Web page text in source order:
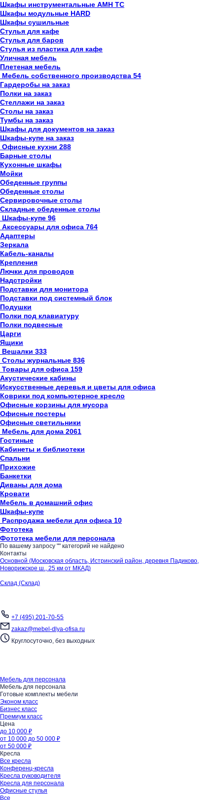
Шкафы инструментальные АМН ТС
Шкафы модульные HARD
Шкафы сушильные
Стулья для кафе
Стулья для баров
Стулья из пластика для кафе
Уличная мебель
Плетеная мебель
Мебель собственного производства 54
Гардеробы на заказ
Полки на заказ
Стеллажи на заказ
Столы на заказ
Тумбы на заказ
Шкафы для документов на заказ
Шкафы-купе на заказ
Офисные кухни 288
Барные столы
Кухонные шкафы
Мойки
Обеденные группы
Обеденные столы
Сервировочные столы
Складные обеденные столы
Шкафы-купе 96
Аксессуары для офиса 764
Адаптеры
Зеркала
Кабель-каналы
Крепления
Лючки для проводов
Надстройки
Подставки для монитора
Подставки под системный блок
Подушки
Полки под клавиатуру
Полки подвесные
Царги
Ящики
Вешалки 333
Столы журнальные 836
Товары для офиса 159
Акустические кабины
Искусственные деревья и цветы для офиса
Коврики под компьютерное кресло
Офисные корзины для мусора
Офисные постеры
Офисные светильники
Мебель для дома 2061
Гостиные
Кабинеты и библиотеки
Спальни
Прихожие
Банкетки
Диваны для дома
Кровати
Мебель в домашний офис
Шкафы-купе
Распродажа мебели для офиса 10
Фототека
Фототека мебели для персонала
По вашему запросу "" категорий не найдено
Контакты
Основной (Московская область, Истринский район, деревня Падиково,
Новорижское ш., 25 км от МКАД)
Склад (Склад)
+7 (495) 201-70-55
zakaz@mebel-dlya-ofisa.ru
Круглосуточно, без выходных
Мебель для персонала
Мебель для персонала
Готовые комплекты мебели
Эконом класс
Бизнес класс
Премиум класс
Цена
до 10 000 ₽
от 10 000 до 50 000 ₽
от 50 000 ₽
Кресла
Все кресла
Конференц-кресла
Кресла руководителя
Кресла для персонала
Офисные стулья
Все